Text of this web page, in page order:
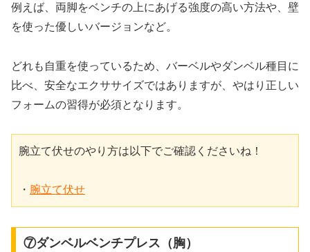
例えば、両脚をベンチの上にあげる強度の高い方法や、壁
を使った優しいバージョンなど。
どれも自重を使っているため、バーベルやダンベル種目に
比べ、安全なエクササイズではありますが、やはり正しい
フォームの習得が必須となります。
腕立て伏せのやり方は以下でご確認くださいね！
・ 腕立て伏せ
⑦ダンベルベンチプレス（胸）